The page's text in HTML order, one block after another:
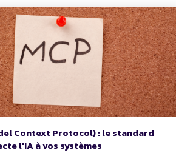
Context Protocol) : le standard
l'IA à vos systèmes